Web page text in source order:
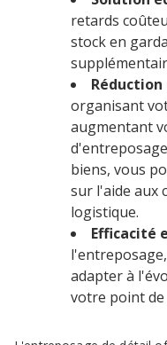
retards
stock en
Réduction
organisant
augmentant
biens, vous
sur l'aide aux
logistique.
Efficacité
adapter à
votre point de